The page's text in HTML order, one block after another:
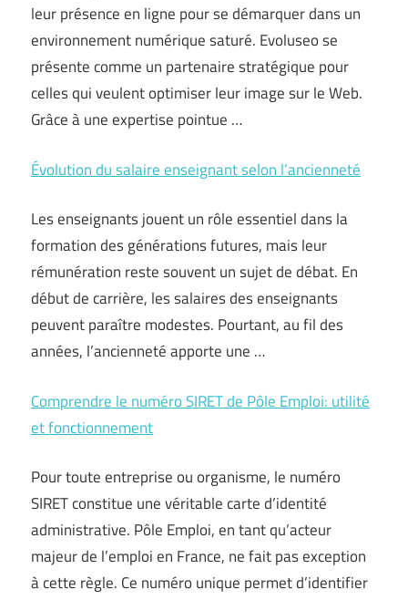
leur présence en ligne pour se démarquer dans un
environnement numérique saturé. Evoluseo se
présente comme un partenaire stratégique pour
celles qui veulent optimiser leur image sur le Web.
Grâce à une expertise pointue …
Évolution du salaire enseignant selon l’ancienneté
Les enseignants jouent un rôle essentiel dans la
formation des générations futures, mais leur
rémunération reste souvent un sujet de débat. En
début de carrière, les salaires des enseignants
peuvent paraître modestes. Pourtant, au fil des
années, l’ancienneté apporte une …
Comprendre le numéro SIRET de Pôle Emploi: utilité
et fonctionnement
Pour toute entreprise ou organisme, le numéro
SIRET constitue une véritable carte d’identité
administrative. Pôle Emploi, en tant qu’acteur
majeur de l’emploi en France, ne fait pas exception
à cette règle. Ce numéro unique permet d’identifier